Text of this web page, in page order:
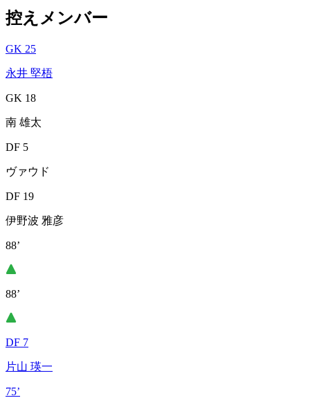
控えメンバー
GK 25
永井 堅梧
GK 18
南 雄太
DF 5
ヴァウド
DF 19
伊野波 雅彦
88’
88’
DF 7
片山 瑛一
75’